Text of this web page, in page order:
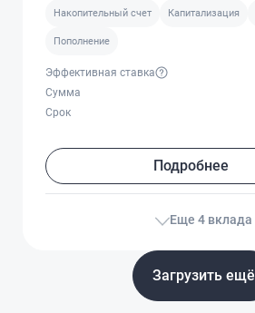
Накопительный счет Капитализация
Пополнение
Эффективная ставка
Сумма
Срок
Подробнее
Еще 4 вклада
Загрузить ещё